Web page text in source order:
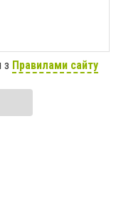
з Правилами сайту